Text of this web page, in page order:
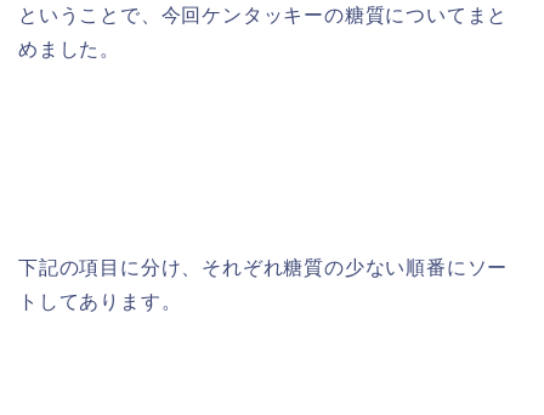
ということで、今回ケンタッキーの糖質についてまと
めました。
下記の項目に分け、それぞれ糖質の少ない順番にソー
トしてあります。